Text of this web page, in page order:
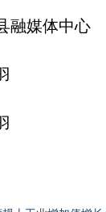
媒体中心